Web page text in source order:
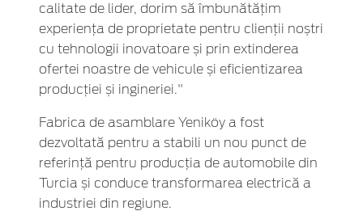
calitate de lider, dorim să îmbunătățim
experiența de proprietate pentru clienții noștri
cu tehnologii inovatoare și prin extinderea
ofertei noastre de vehicule și eficientizarea
producției și ingineriei."
Fabrica de asamblare Yeniköy a fost
dezvoltată pentru a stabili un nou punct de
referință pentru producția de automobile din
Turcia și conduce transformarea electrică a
industriei din regiune.